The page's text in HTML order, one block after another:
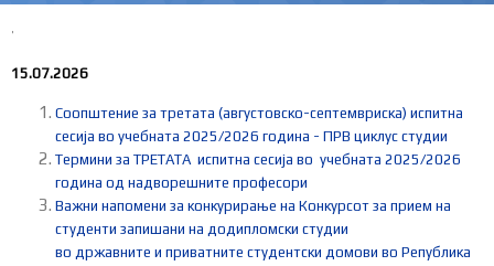
'
15.07.2026
Соопштение за третата (августовско-септемвриска) испитна
сесија во учебната 2025/2026 година - ПРВ циклус студии
Термини за ТРЕТАТА испитна сесија во учебната 2025/2026
година од надворешните професори
Важни напомени за конкурирање на Конкурсот за прием на
студенти запишани на додипломски студии
во државните и приватните студентски домови во Република